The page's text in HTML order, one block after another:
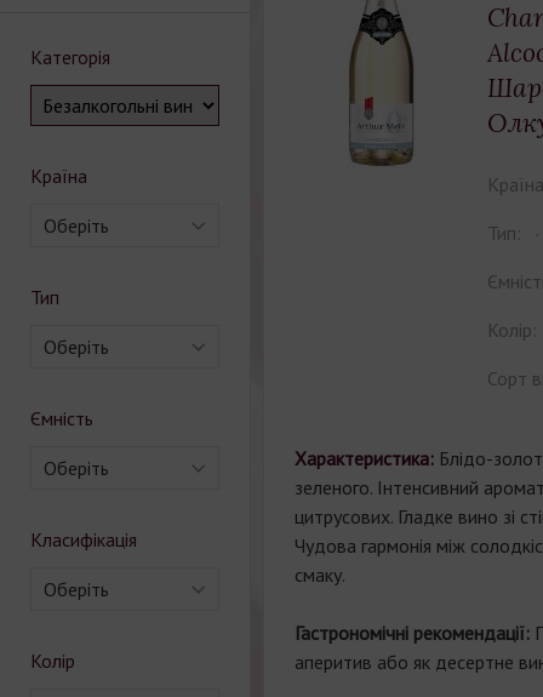
Категорія
Країна
Оберіть
Тип
Оберіть
Ємність
Оберіть
Класифікація
Оберіть
Колір
Тип:
Колір:
Сорт
Характеристика: Блідо-
зеленого. Інтенсивний аромат
цитрусових. Гладке вино зі
Чудова гармонія між
смаку.
Гастрономічні рекомендації:
аперитив або як десертне